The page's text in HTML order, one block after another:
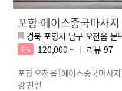
포항-에이스중국마사지
경북 포항시 남구 오천읍 문
8% 120,000 ~ 리뷰 97
포항 오천읍 [에이스중국마
강 친절